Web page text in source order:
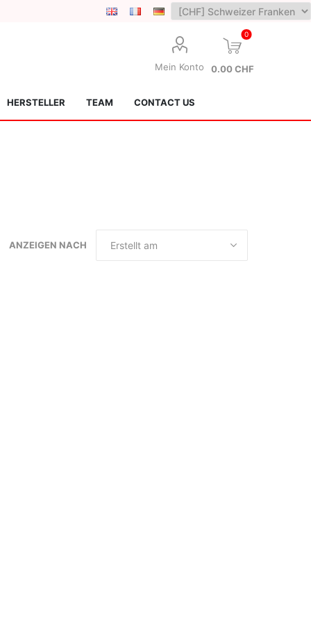
Mein Konto
0
0.00 CHF
HERSTELLER
Kendamas Grain Theory
TEAM CONTACT US
ANZEIGEN NACH